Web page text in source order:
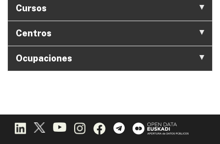
Cursos
Centros
Ocupaciones